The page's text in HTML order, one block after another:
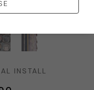
INSTALL